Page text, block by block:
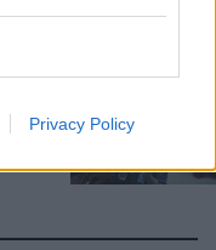
Privacy Policy